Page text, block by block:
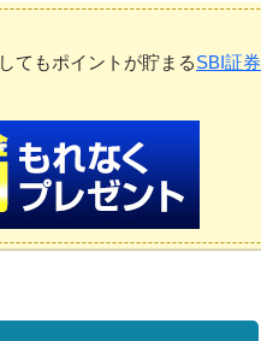
てもポイントが貯まるSBI証券